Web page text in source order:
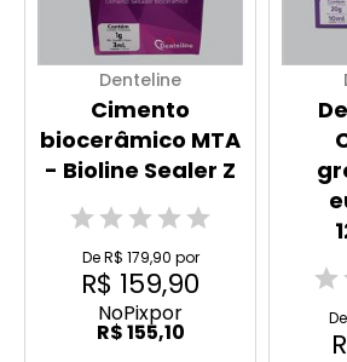
Denteline
Cimento
biocerâmico MTA
- Bioline Sealer Z
De R$ 179,90 por
R$ 159,90
NoPixpor
R$ 155,10